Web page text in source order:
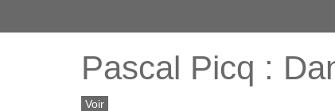
Pascal Picq :
Voir